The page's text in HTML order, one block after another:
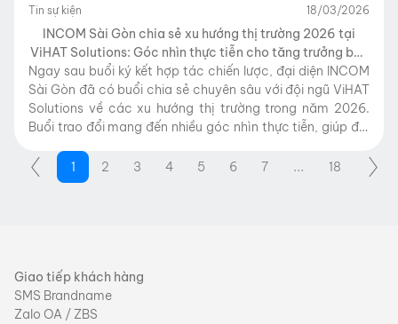
Tin sự kiện 18/03/2026
INCOM Sài Gòn chia sẻ xu hướng thị trường 2026 tại
ViHAT Solutions: Góc nhìn thực tiễn cho tăng trưởng bền
vững
Ngay sau buổi ký kết hợp tác chiến lược, đại diện INCOM
Sài Gòn đã có buổi chia sẻ chuyên sâu với đội ngũ ViHAT
Solutions về các xu hướng thị trường trong năm 2026.
Buổi trao đổi mang đến nhiều góc nhìn thực tiễn, giúp đội
1
2 3 4 5 6 7 ... 18
Giao tiếp khách hàng
SMS Brandname
Zalo OA / ZBS